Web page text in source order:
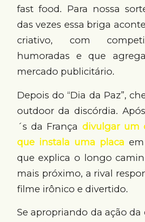
fast food. Para nossa
das vezes essa briga
criativo, com
humoradas e que
mercado publicitário.
Depois do “Dia da Paz”,
outdoor da discórdia.
´s da França divulgar um
que instala uma placa
que explica o longo
mais próximo, a rival
filme irônico e divertido.
Se apropriando da ação